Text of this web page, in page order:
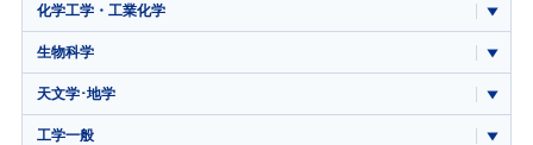
化学工学・工業化学
生物科学
天文学･地学
工学一般